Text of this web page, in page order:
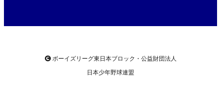
ボーイズリーグ東日本ブロック・公益財団法人
日本少年野球連盟